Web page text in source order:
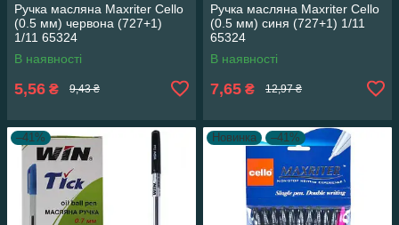
Ручка масляна Maxriter Cello
(0.5 мм) червона (727+1)
1/11 65324
В наявності
5,56 ₴ 9,43 ₴
Ручка масляна Maxriter Cello
(0.5 мм) синя (727+1) 1/11
65324
В наявності
7,65 ₴ 12,97 ₴
–41% Новинка –41%